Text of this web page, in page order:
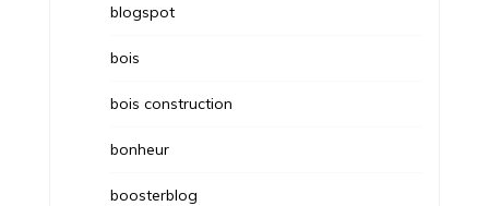
blogspot
bois
bois construction
bonheur
boosterblog